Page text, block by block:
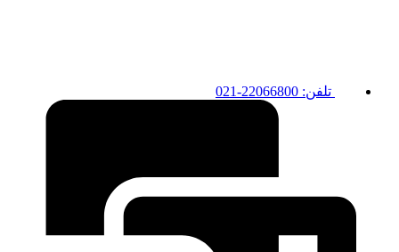
تلفن: 22066800-021